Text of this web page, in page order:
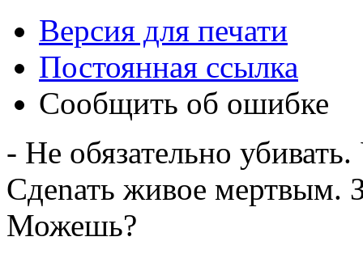
Версия для печати
Постоянная ссылка
Сообщить об ошибке
- Не обязательно
Сдеnать живое мертвым.
Можешь?